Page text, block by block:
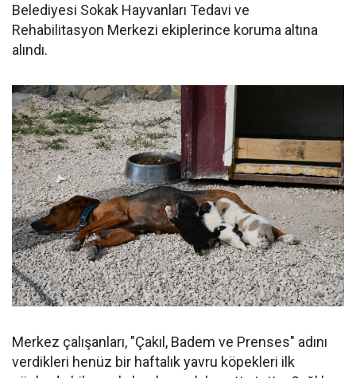
Belediyesi Sokak Hayvanları Tedavi ve
Rehabilitasyon Merkezi ekiplerince koruma altına
alındı.
Merkez çalışanları, "Çakıl, Badem ve Prenses" adını
verdikleri henüz bir haftalık yavru köpekleri ilk